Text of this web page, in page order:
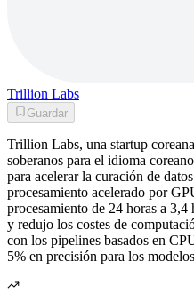
Trillion Labs
Guardar
Trillion Labs, una startup
soberanos para el idioma
para acelerar la curación de
procesamiento acelerado por
procesamiento de 24 horas a
y redujo los costes de
con los pipelines basados en
5% en precisión para los